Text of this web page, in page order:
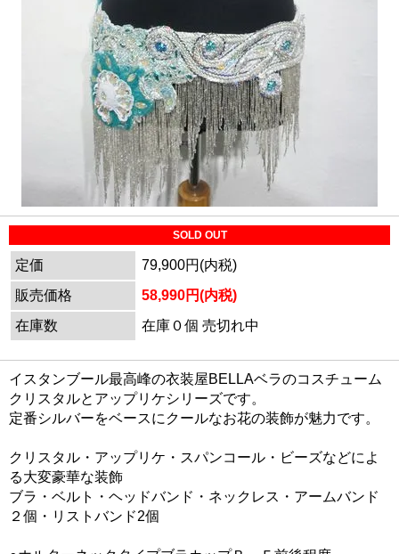
SOLD OUT
定価
79,900円(内税)
販売価格
58,990円(内税)
在庫数
在庫０個 売切れ中
イスタンブール最高峰の衣装屋BELLAベラのコスチューム
クリスタルとアップリケシリーズです。
定番シルバーをベースにクールなお花の装飾が魅力です。
クリスタル・アップリケ・スパンコール・ビーズなどによ
る大変豪華な装飾
ブラ・ベルト・ヘッドバンド・ネックレス・アームバンド
２個・リストバンド2個